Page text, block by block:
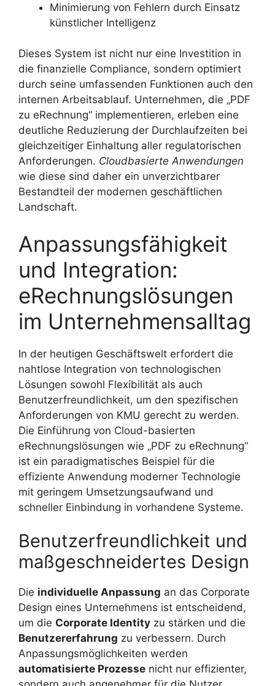
Minimierung von Fehlern durch Einsatz
künstlicher Intelligenz
Dieses System ist nicht nur eine Investition in
die finanzielle Compliance, sondern optimiert
durch seine umfassenden Funktionen auch den
internen Arbeitsablauf. Unternehmen, die „PDF
zu eRechnung“ implementieren, erleben eine
deutliche Reduzierung der Durchlaufzeiten bei
gleichzeitiger Einhaltung aller regulatorischen
Anforderungen. Cloudbasierte Anwendungen
wie diese sind daher ein unverzichtbarer
Bestandteil der modernen geschäftlichen
Landschaft.
Anpassungsfähigkeit
und Integration:
eRechnungslösungen
im Unternehmensalltag
In der heutigen Geschäftswelt erfordert die
nahtlose Integration von technologischen
Lösungen sowohl Flexibilität als auch
Benutzerfreundlichkeit, um den spezifischen
Anforderungen von KMU gerecht zu werden.
Die Einführung von Cloud-basierten
eRechnungslösungen wie „PDF zu eRechnung“
ist ein paradigmatisches Beispiel für die
effiziente Anwendung moderner Technologie
mit geringem Umsetzungsaufwand und
schneller Einbindung in vorhandene Systeme.
Benutzerfreundlichkeit und
maßgeschneidertes Design
Die individuelle Anpassung an das Corporate
Design eines Unternehmens ist entscheidend,
um die Corporate Identity zu stärken und die
Benutzererfahrung zu verbessern. Durch
Anpassungsmöglichkeiten werden
automatisierte Prozesse nicht nur effizienter,